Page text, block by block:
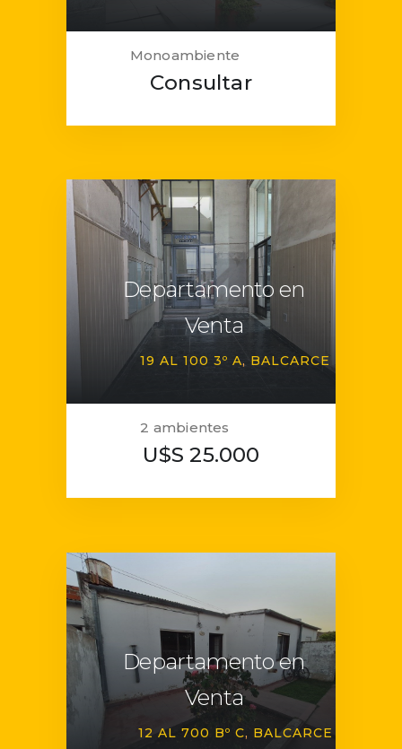
Monoambiente
Consultar
Departamento en
Venta
19 AL 100 3º A BALCARCE
2 ambientes
U$S 25.000
Departamento en
Venta
12 AL 700 Bº C BALCARCE